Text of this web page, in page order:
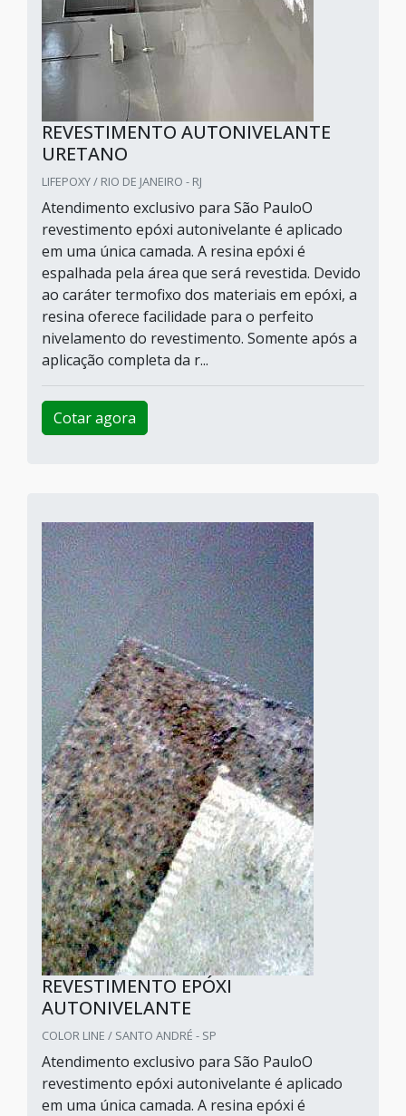
REVESTIMENTO AUTONIVELANTE
URETANO
LIFEPOXY / RIO DE JANEIRO - RJ
Atendimento exclusivo para São PauloO
revestimento epóxi autonivelante é aplicado
em uma única camada. A resina epóxi é
espalhada pela área que será revestida. Devido
ao caráter termofixo dos materiais em epóxi, a
resina oferece facilidade para o perfeito
nivelamento do revestimento. Somente após a
aplicação completa da r...
Cotar agora
REVESTIMENTO EPÓXI
AUTONIVELANTE
COLOR LINE / SANTO ANDRÉ - SP
Atendimento exclusivo para São PauloO
revestimento epóxi autonivelante é aplicado
em uma única camada. A resina epóxi é